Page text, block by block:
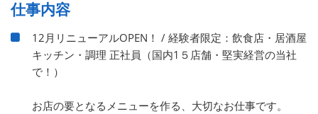
仕事内容
12月リニューアルOPEN！ / 経験者限定：飲食店・居酒屋
キッチン・調理 正社員（国内1５店舗・堅実経営の当社
で！）
お店の要となるメニューを作る、大切なお仕事です。